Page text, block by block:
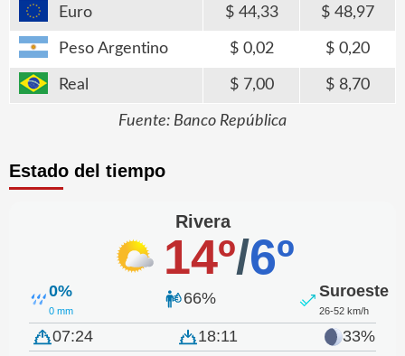
Euro 44,33 48,97
Peso Argentino 0,02 0,20
Real 7,00 8,70
Fuente: Banco República
Estado del tiempo
Rivera
14º/6º
0%
0 mm
66% Suroeste
26-52 km/h
07:24 18:11 33%